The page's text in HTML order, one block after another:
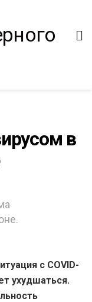
в
с СOVID-
ухудшаться.